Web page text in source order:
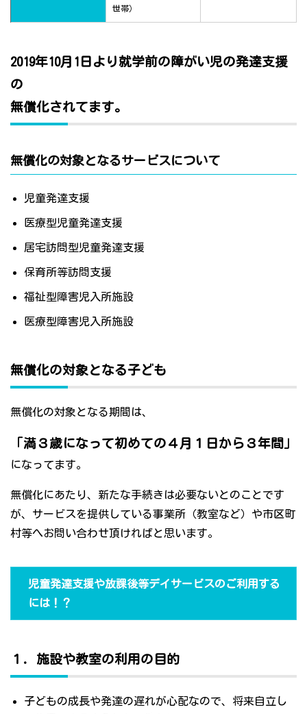
世帯）
2019年10月1日より就学前の障がい児の発達支援
の
無償化されてます。
無償化の対象となるサービスについて
児童発達支援
医療型児童発達支援
居宅訪問型児童発達支援
保育所等訪問支援
福祉型障害児入所施設
医療型障害児入所施設
無償化の対象となる子ども
無償化の対象となる期間は、
「満３歳になって初めての４月１日から３年間」
になってます。
無償化にあたり、新たな手続きは必要ないとのことです
が、サービスを提供している事業所（教室など）や市区町
村等へお問い合わせ頂ければと思います。
児童発達支援や放課後等デイサービスのご利用する
には！？
１．施設や教室の利用の目的
子どもの成長や発達の遅れが心配なので、将来自立し